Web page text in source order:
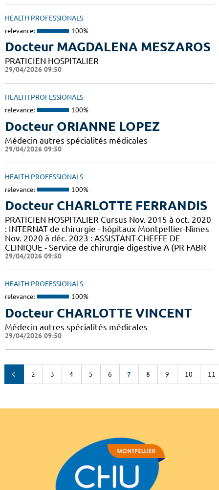
HEALTH PROFESSIONALS
relevance: 100%
Docteur MAGDALENA MESZAROS
PRATICIEN HOSPITALIER
29/04/2026 09:50
HEALTH PROFESSIONALS
relevance: 100%
Docteur ORIANNE LOPEZ
Médecin autres spécialités médicales
29/04/2026 09:50
HEALTH PROFESSIONALS
relevance: 100%
Docteur CHARLOTTE FERRANDIS
PRATICIEN HOSPITALIER Cursus Nov. 2015 à oct. 2020
: INTERNAT de chirurgie - hôpitaux Montpellier-Nîmes
Nov. 2020 à déc. 2023 : ASSISTANT-CHEFFE DE
CLINIQUE - Service de chirurgie digestive A (PR FABR
29/04/2026 09:50
HEALTH PROFESSIONALS
relevance: 100%
Docteur CHARLOTTE VINCENT
Médecin autres spécialités médicales
29/04/2026 09:50
2 3 4 5 6 7 8 9 10 11